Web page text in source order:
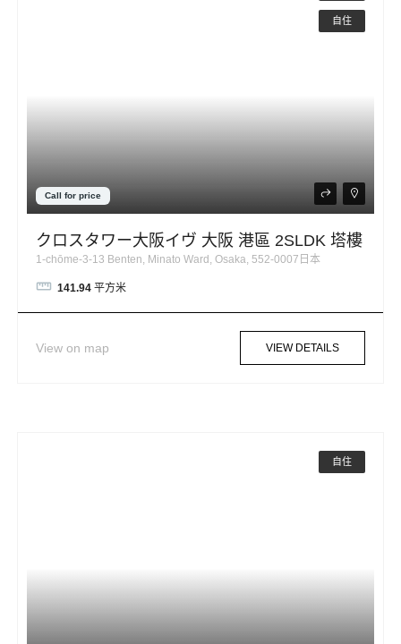
自住
Call for price
クロスタワー大阪イヴ 大阪 港區 2SLDK 塔樓
1-chōme-3-13 Benten, Minato Ward, Osaka, 552-0007日本
141.94 平方米
View on map VIEW DETAILS
自住